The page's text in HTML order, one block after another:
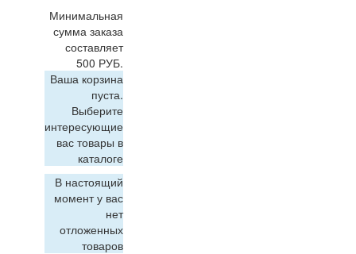
Минимальная
сумма заказа
составляет
500 РУБ.
Ваша корзина
пуста.
Выберите
интересующие
вас товары в
каталоге
В настоящий
момент у вас
нет
отложенных
товаров